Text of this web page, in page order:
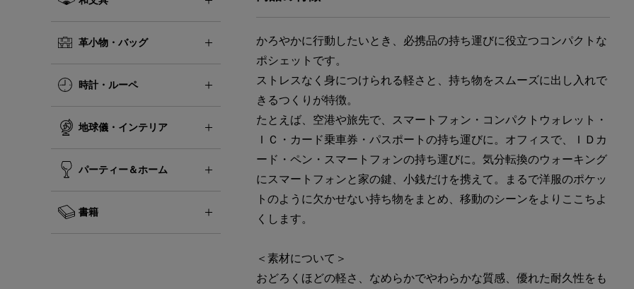
革小物・バッグ
時計・ルーペ
地球儀・インテリア
パーティー＆ホーム
書籍
かろやかに行動したいとき、必携品の持ち運びに役立つコンパクトな
ポシェットです。
ストレスなく身につけられる軽さと、持ち物をスムーズに出し入れで
きるつくりが特徴。
たとえば、空港や旅先で、スマートフォン・コンパクトウォレット・
ＩＣ・カード乗車券・パスポートの持ち運びに。オフィスで、ＩＤカ
ード・ペン・スマートフォンの持ち運びに。気分転換のウォーキング
にスマートフォンと家の鍵、小銭だけを携えて。まるで洋服のポケッ
トのように欠かせない持ち物をまとめ、移動のシーンをよりここちよ
くします。
＜素材について＞
おどろくほどの軽さ、なめらかでやわらかな質感、優れた耐久性をも